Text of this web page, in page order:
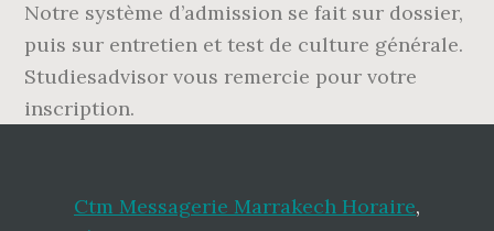
Ctm Messagerie Marrakech Horaire,